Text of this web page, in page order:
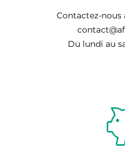
Contactez-nous
Du lundi au